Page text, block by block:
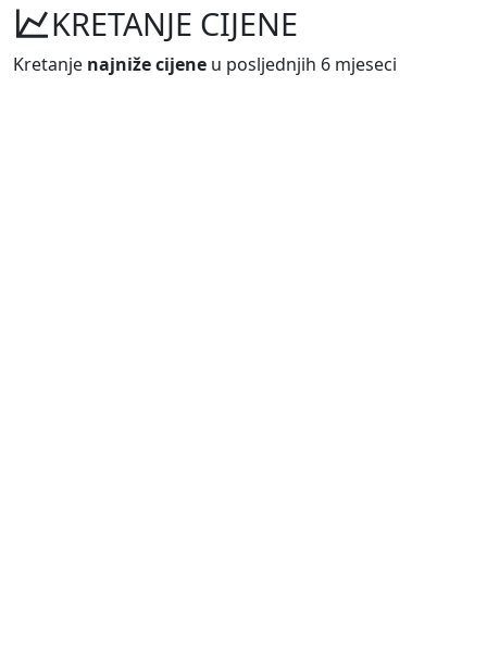
KRETANJE CIJENE
Kretanje najniže cijene u posljednjih 6 mjeseci